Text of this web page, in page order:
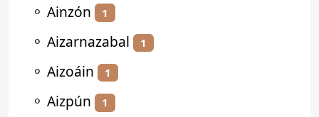
⚬ Ainzón 1
⚬ Aizarnazabal 1
⚬ Aizoáin 1
⚬ Aizpún 1